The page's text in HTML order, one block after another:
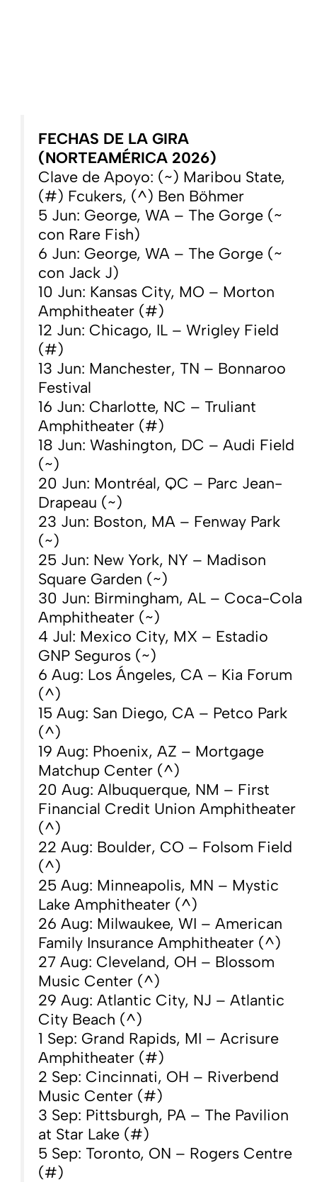
FECHAS DE LA GIRA
(NORTEAMÉRICA 2026)
Clave de Apoyo: (~) Maribou State,
(#) Fcukers, (^) Ben Böhmer
5 Jun: George, WA – The Gorge (~
con Rare Fish)
6 Jun: George, WA – The Gorge (~
con Jack J)
10 Jun: Kansas City, MO – Morton
Amphitheater (#)
12 Jun: Chicago, IL – Wrigley Field
(#)
13 Jun: Manchester, TN – Bonnaroo
Festival
16 Jun: Charlotte, NC – Truliant
Amphitheater (#)
18 Jun: Washington, DC – Audi Field
(~)
20 Jun: Montréal, QC – Parc Jean-
Drapeau (~)
23 Jun: Boston, MA – Fenway Park
(~)
25 Jun: New York, NY – Madison
Square Garden (~)
30 Jun: Birmingham, AL – Coca-Cola
Amphitheater (~)
4 Jul: Mexico City, MX – Estadio
GNP Seguros (~)
6 Aug: Los Ángeles, CA – Kia Forum
(^)
15 Aug: San Diego, CA – Petco Park
(^)
19 Aug: Phoenix, AZ – Mortgage
Matchup Center (^)
20 Aug: Albuquerque, NM – First
Financial Credit Union Amphitheater
(^)
22 Aug: Boulder, CO – Folsom Field
(^)
25 Aug: Minneapolis, MN – Mystic
Lake Amphitheater (^)
26 Aug: Milwaukee, WI – American
Family Insurance Amphitheater (^)
27 Aug: Cleveland, OH – Blossom
Music Center (^)
29 Aug: Atlantic City, NJ – Atlantic
City Beach (^)
1 Sep: Grand Rapids, MI – Acrisure
Amphitheater (#)
2 Sep: Cincinnati, OH – Riverbend
Music Center (#)
3 Sep: Pittsburgh, PA – The Pavilion
at Star Lake (#)
5 Sep: Toronto, ON – Rogers Centre
(#)